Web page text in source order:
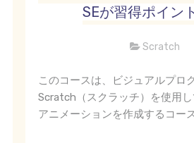
SEが習得ポイン
Scratch
このコースは、ビジュアルプロ
Scratch（スクラッチ）を使用
アニメーションを作成するコー